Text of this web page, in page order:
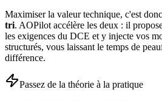
Maximiser la valeur technique, c'est
tri. AOPilot accélère les deux : il
les exigences du DCE et y injecte vos
structurés, vous laissant le temps de
différence.
Passez de la théorie à la pratique